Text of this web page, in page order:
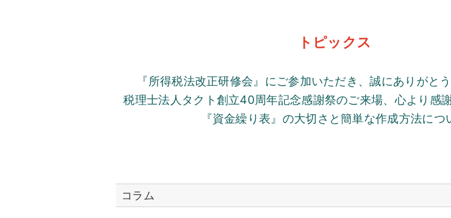
トピックス
『所得税法改正研修会』にご参加いただき、誠にありがと
税理士法人タクト創立40周年記念感謝祭のご来場、心より感
『資金繰り表』の大切さと簡単な作成方法につ
コラム